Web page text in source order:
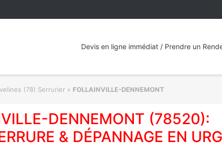
Devis en ligne immédiat / Prendre un
(78) Serrurier » FOLLAINVILLE-DENNEMONT
DENNEMONT (78520):
& DÉPANNAGE EN